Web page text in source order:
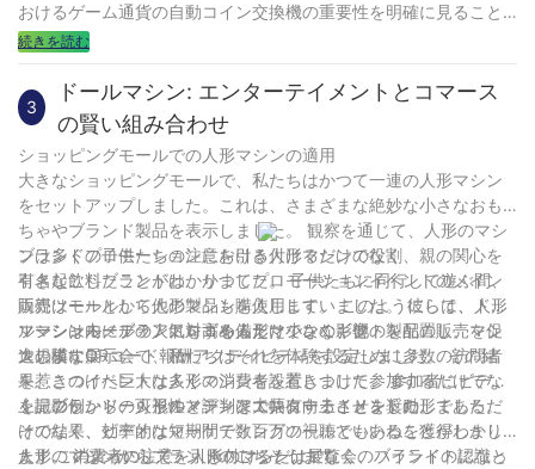
おけるゲーム通貨の自動コイン交換機の重要性を明確に見ること
ができます。 それは技術的な進歩であるだけでなく、サービスの
します。
続きを読む
3
ドールマシン: エンターテイメントとコマース
の賢い組み合わせ
ショッピングモールでの人形マシンの適用
大きなショッピングモールで、私たちはかつて一連の人形マシン
をセットアップしました。これは、さまざまな絶妙な小さなおも
ちゃやブランド製品を表示しました。 観察を通じて、人形のマシ
ンは多くの子供たちの注意を引き付けるだけでなく、親の関心を
引き起こしたことがわかりました。 子供たちに同行して遊ぶ間、
両親はモールから他の製品も購入します。 このようにして、人形
マシンはモールの人気を高めるだけでなく、他の製品の販売を促
進します。
ブランドプロモーションにおける人形マシンの役割
有名な飲料ブランドは、かつてプロモーションイベントのメイン
販売ツールとして人形マシンを使用していました。 彼らは、ドー
ルマシン内にブランドロゴを備えた小さなギフトを配置し、マシ
ンの隣にQRコード報酬アクティビティを設定しました。 その結
果、このイベントは多くの消費者を惹きつけて参加するだけでな
く、ブランドの可視性と評判を大幅に向上させました。
ソーシャルメディアに対する人形マシンの影響
大規模な展示会で、私たちはそれを体験するために多数の訪問者
を惹きつけた巨大な人形マシンを設置しました。 参加者にビデオ
を撮影し、ソーシャルメディアで共有することを奨励しました。
その結果、ビデオは短期間で数百万の視聴といいねを獲得しまし
た。 このようにして、人形のマシンは展覧会のハイライトになっ
上記の例から、人形のマシンはエンターテイメントの形であるだ
けでなく、効率的なマーケティングツールでもあることがわかり
ます。 消費者の注意を引き付けるだけでなく、ブランドの認識と
人形のマシンからブランドのごちそうまで